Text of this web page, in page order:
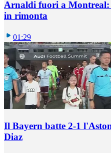
Arnaldi fuori a
in rimonta
01:29
Il Bayern batte 2-1
Diaz